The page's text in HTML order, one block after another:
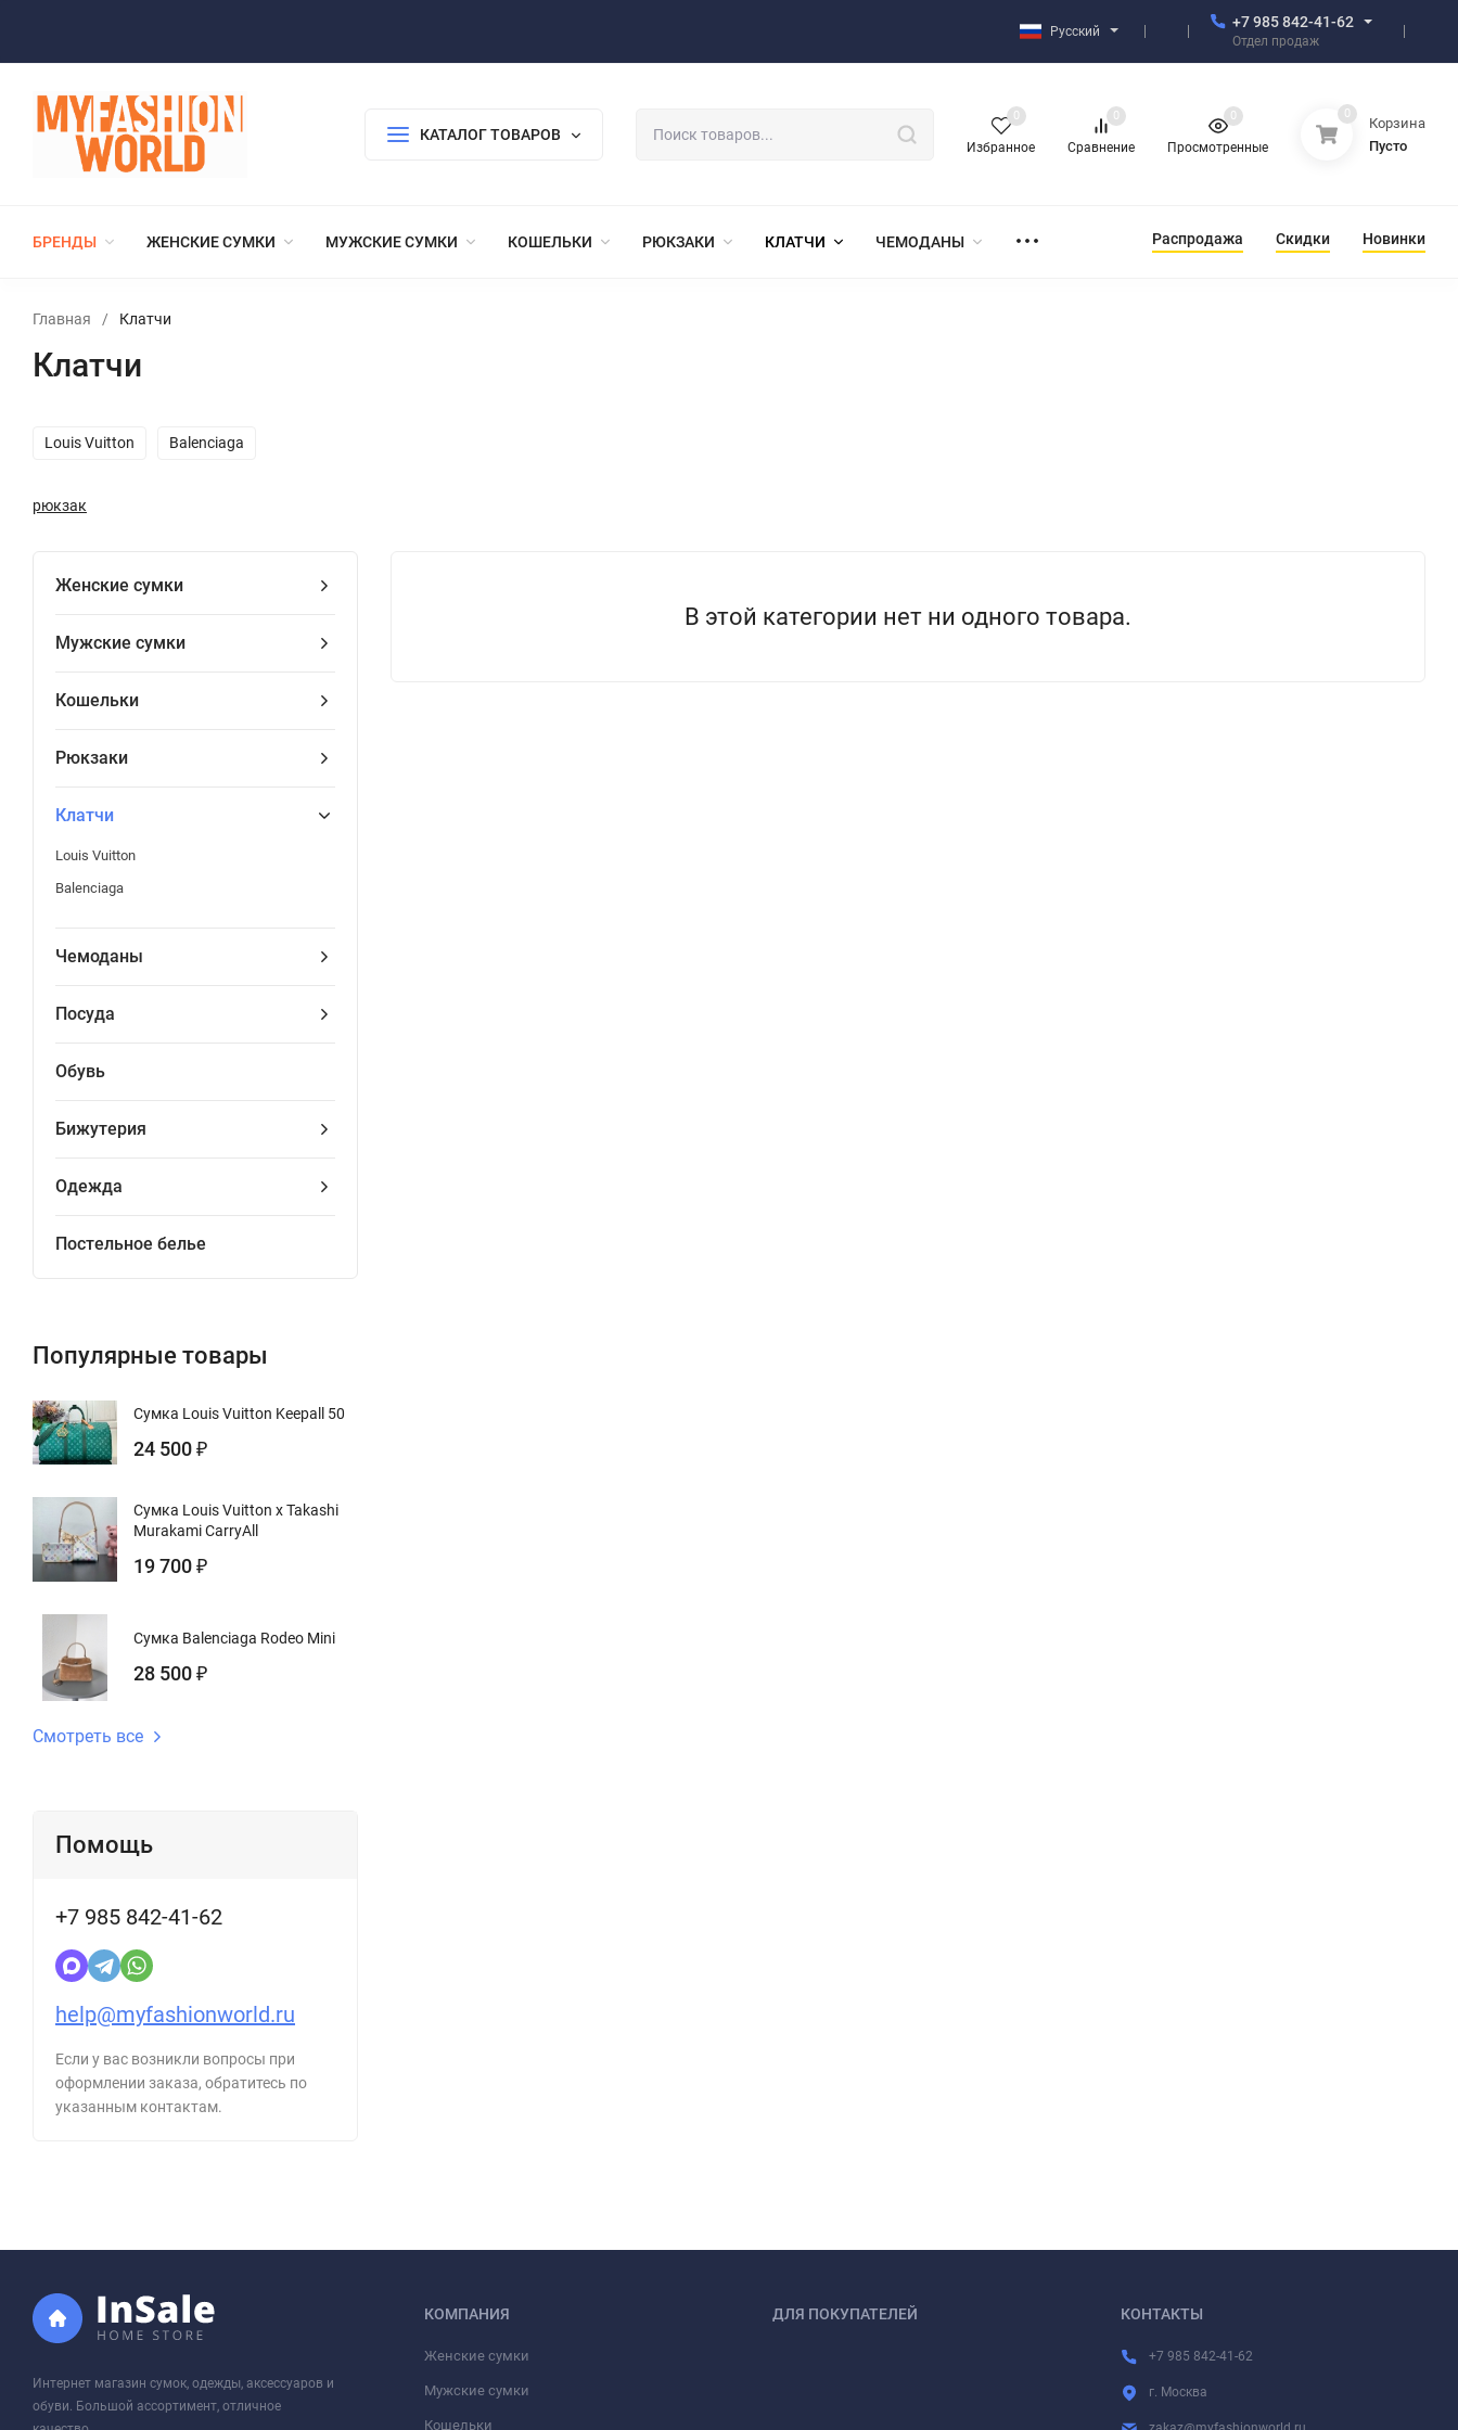
Русский
+7 985 842-41-62
Отдел продаж
КАТАЛОГ ТОВАРОВ
Избранное
0
Сравнение
0
Просмотренные
0 0
Корзина
Пусто
БРЕНДЫ ЖЕНСКИЕ СУМКИ МУЖСКИЕ СУМКИ КОШЕЛЬКИ РЮКЗАКИ КЛАТЧИ ЧЕМОДАНЫ Распродажа Скидки Новинки
Главная / Клатчи
Клатчи
Louis Vuitton Balenciaga
рюкзак
Женские сумки
Мужские сумки
Кошельки
Рюкзаки
Клатчи
Louis Vuitton
Balenciaga
Чемоданы
Посуда
Обувь
Бижутерия
Одежда
Постельное белье
Популярные товары
Сумка Louis Vuitton Keepall 50
24 500 ₽
Сумка Louis Vuitton x Takashi
Murakami CarryAll
19 700 ₽
Сумка Balenciaga Rodeo Mini
28 500 ₽
Смотреть все
Помощь
+7 985 842-41-62
help@myfashionworld.ru
Если у вас возникли вопросы при
оформлении заказа, обратитесь по
указанным контактам.
В этой категории нет ни одного товара.
Интернет магазин сумок, одежды, аксессуаров и
обуви. Большой ассортимент, отличное
КОМПАНИЯ
Женские сумки
Мужские сумки
Кошельки
ДЛЯ ПОКУПАТЕЛЕЙ КОНТАКТЫ
+7 985 842-41-62
г. Москва